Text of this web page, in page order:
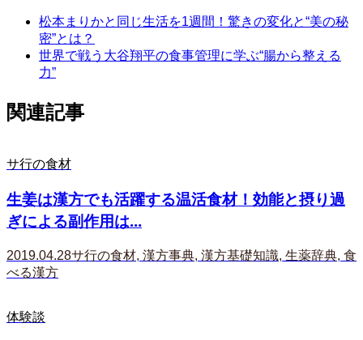
松本まりかと同じ生活を1週間！驚きの変化と“美の秘
密”とは？
世界で戦う大谷翔平の食事管理に学ぶ“腸から整える
力”
関連記事
サ行の食材
生姜は漢方でも活躍する温活食材！効能と摂り過
ぎによる副作用は...
2019.04.28サ行の食材, 漢方事典, 漢方基礎知識, 生薬辞典, 食
べる漢方
体験談